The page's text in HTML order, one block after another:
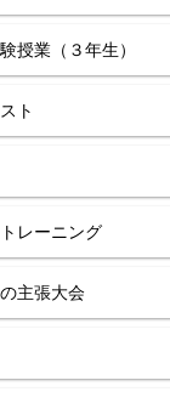
授業（３年生）
ト
レーニング
主張大会